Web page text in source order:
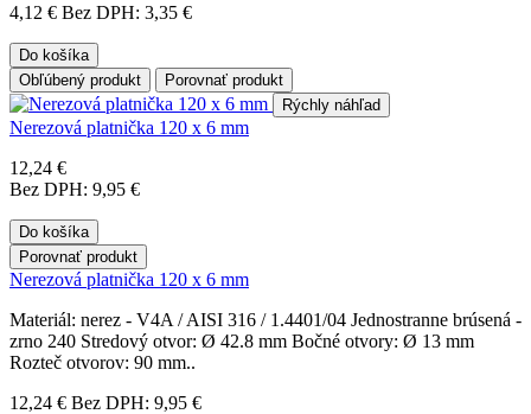
4,12 € Bez DPH: 3,35 €
Do košíka
Obľúbený produkt
Porovnať produkt
Rýchly náhľad
Nerezová platnička 120 x 6 mm
12,24 €
Bez DPH: 9,95 €
Do košíka
Porovnať produkt
Nerezová platnička 120 x 6 mm
Materiál: nerez - V4A / AISI 316 / 1.4401/04 Jednostranne brúsená -
zrno 240 Stredový otvor: Ø 42.8 mm Bočné otvory: Ø 13 mm
Rozteč otvorov: 90 mm..
12,24 € Bez DPH: 9,95 €